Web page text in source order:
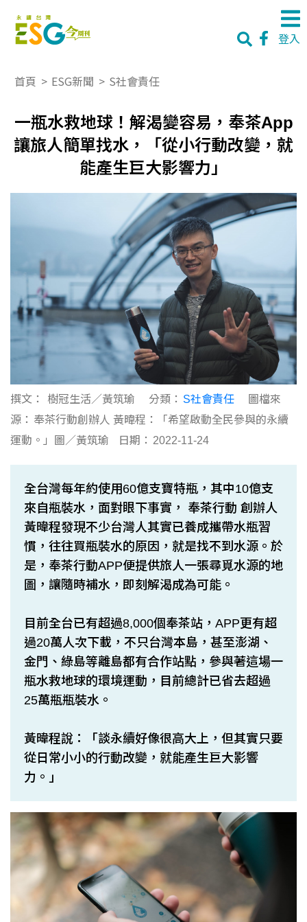
登入
首頁 > ESG新聞 > S社會責任
一瓶水救地球！解渴變容易，奉茶App
讓旅人簡單找水，「從小行動改變，就
能產生巨大影響力」
撰文： 樹冠生活／黃筑瑜 分類： S社會責任
圖檔來
源： 奉茶行動創辦人 黃暐程：「希望啟動全民參與的永續
運動。」圖／黃筑瑜
日期： 2022-11-24
全台灣每年約使用60億支寶特瓶，其中10億支
來自瓶裝水，面對眼下事實， 奉茶行動 創辦人
黃暐程發現不少台灣人其實已養成攜帶水瓶習
慣，往往買瓶裝水的原因，就是找不到水源。於
是，奉茶行動APP便提供旅人一張尋覓水源的地
圖，讓隨時補水，即刻解渴成為可能。
目前全台已有超過8,000個奉茶站，APP更有超
過20萬人次下載，不只台灣本島，甚至澎湖、
金門、綠島等離島都有合作站點，參與著這場一
瓶水救地球的環境運動，目前總計已省去超過
25萬瓶瓶裝水。
黃暐程說：「談永續好像很高大上，但其實只要
從日常小小的行動改變，就能產生巨大影響
力。」